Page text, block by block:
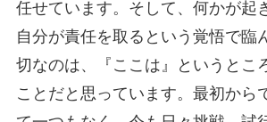
任せています。そして、何かが起
自分が責任を取るという覚悟で臨
切なのは、『ここは』というとこ
ことだと思っています。最初から